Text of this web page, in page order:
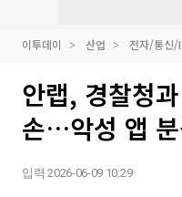
이투데이 산업 전자/통신/
안랩, 경찰청
손…악성 앱 분
입력 2026-06-09 10:29